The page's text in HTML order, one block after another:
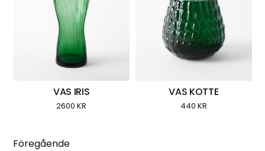
VAS IRIS
2600KR
VAS KOTTE
440 KR
Föregående